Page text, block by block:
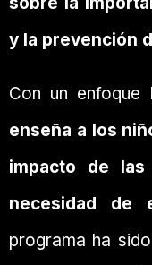
y la prevención
Con un enfoque
enseña a los
impacto de
necesidad de
programa ha